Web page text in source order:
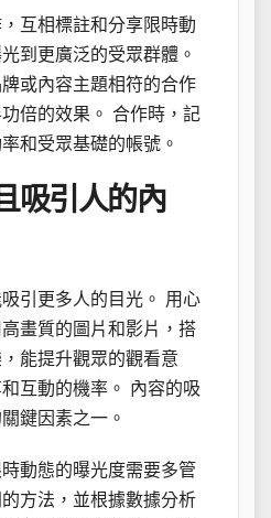
互相標註和分享限時動
到更廣泛的受眾群體。
或內容主題相符的合作
倍的效果。 合作時，記
和受眾基礎的帳號。
吸引人的內
引更多人的目光。 用心
畫質的圖片和影片，搭
能提升觀眾的觀看意
互動的機率。 內容的吸
鍵因素之一。
動態的曝光度需要多管
方法，並根據數據分析